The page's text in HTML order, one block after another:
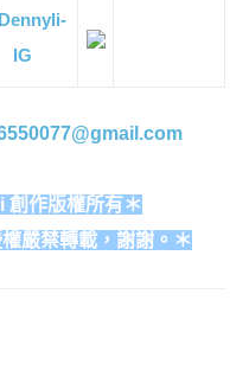
創作版權所有＊
嚴禁轉載，謝謝。＊